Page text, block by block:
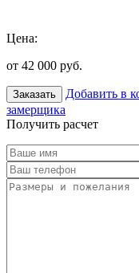
Цена:
от 42 000 руб.
Заказать Добавить в
замерщика
Получить расчет